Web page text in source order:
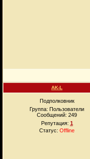
AK-L
Подполковник
Группа: Пользователи
Сообщений: 249
Репутация: 1
Статус: Offline